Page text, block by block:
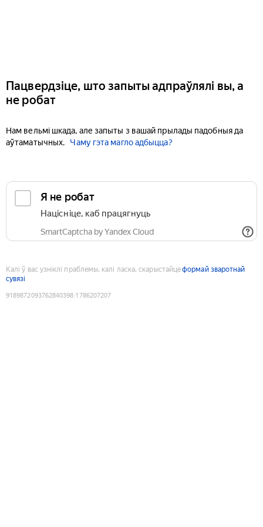
Пацвердзіце, што запыты адпраўлялі вы, а
не робат
Нам вельмі шкада, але запыты з вашай прылады падобныя да
аўтаматычных.
Чаму гэта магло адбыцца?
Я не робат
Націсніце, каб працягнуць
SmartCaptcha by Yandex Cloud
Калі ў вас узніклі праблемы, калі ласка, скарыстайцеформай зваротнай
сувязі
9189872093762840398:1786207207